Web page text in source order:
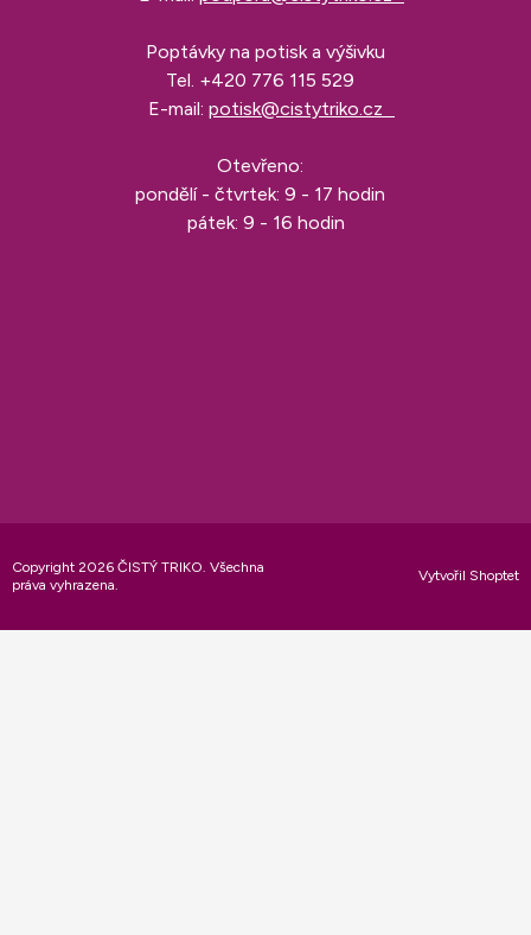
Poptávky na potisk a výšivku
Tel. +420 776 115 529
E-mail: potisk@cistytriko.cz
Otevřeno:
pondělí - čtvrtek: 9 - 17 hodin
pátek: 9 - 16 hodin
Vytvořil Shoptet
Copyright 2026 ČISTÝ TRIKO. Všechna
práva vyhrazena.